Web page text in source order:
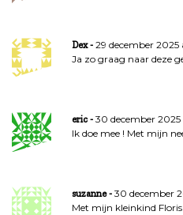
Dex
29 december 2025
Ja zo graag naar deze
eric
30 december
Ik doe mee ! Met mijn
suzanne
30 december
Met mijn kleinkind